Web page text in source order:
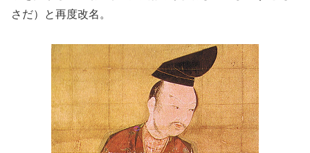
さだ）と再度改名。